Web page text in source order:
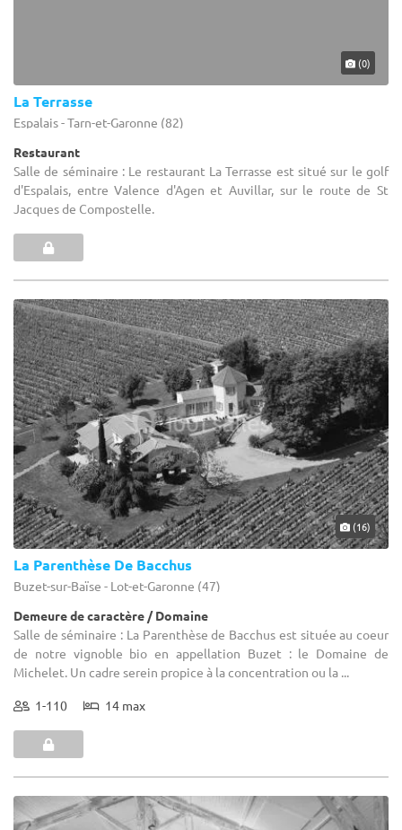
(0)
La Terrasse
Espalais - Tarn-et-Garonne (82)
Restaurant
Salle de séminaire : Le restaurant La Terrasse est situé sur le golf
d'Espalais, entre Valence d'Agen et Auvillar, sur le route de St
Jacques de Compostelle.
(16)
La Parenthèse De Bacchus
Buzet-sur-Baïse - Lot-et-Garonne (47)
Demeure de caractère / Domaine
Salle de séminaire : La Parenthèse de Bacchus est située au coeur
de notre vignoble bio en appellation Buzet : le Domaine de
Michelet. Un cadre serein propice à la concentration ou la ...
1-110 14 max